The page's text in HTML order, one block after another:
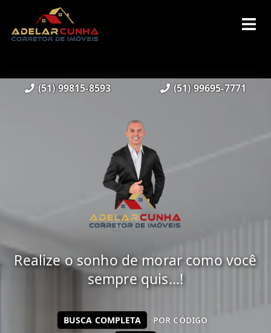
(51) 99815-8593 (51) 99695-7771
Realize o sonho de morar como você
sempre quis...!
BUSCA COMPLETA POR CÓDIGO